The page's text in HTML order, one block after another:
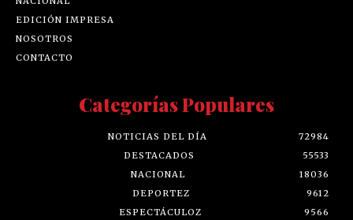
EDICIÓN IMPRESA
NOSOTROS
CONTACTO
Categorías Populares
NOTICIAS DEL DÍA
72984
DESTACADOS
55533
NACIONAL
18036
DEPORTEZ
9612
ESPECTÁCULOZ
9566